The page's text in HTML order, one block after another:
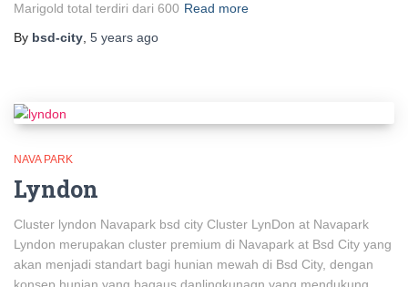
Marigold total terdiri dari 600 Read more
By bsd-city, 5 years ago
NAVA PARK
Lyndon
Cluster lyndon Navapark bsd city Cluster LynDon at Navapark
Lyndon merupakan cluster premium di Navapark at Bsd City yang
akan menjadi standart bagi hunian mewah di Bsd City, dengan
konsep hunian yang bagaus danlingkunagn yang mendukung